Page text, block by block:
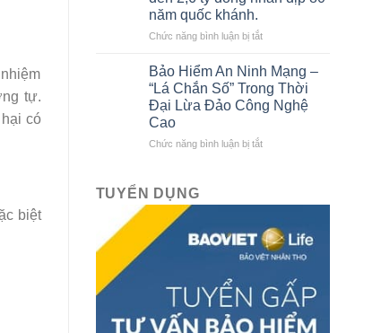
tự.
có
biệt
Bảo
tô
kết
Bảo
Bảo
Việt
nhất
năm quốc khánh.
Chức năng bình luận bị tắtở
hiểm
Bảo
Việt
tri
khách
đãi
đến
2,6
nhân
dịp
80
Bảo Hiểm An Ninh Mạng –
“Lá Chắn Số” Trong Thời
Đại Lừa Đảo Công Nghệ
Cao
Chức năng bình luận bị tắtở
Ninh
–
“Lá
Trong
Thời
Đại
TUYỂN DỤNG